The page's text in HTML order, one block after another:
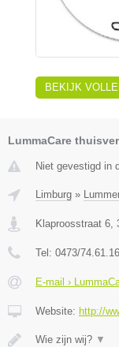
BEKIJK
LummaCare
Niet gevestigd in
Limburg »
Klaproosstraat 6,
Tel: 0473/74.61.16
E-mail ›
Website: http://
Wie zijn wij? ▼